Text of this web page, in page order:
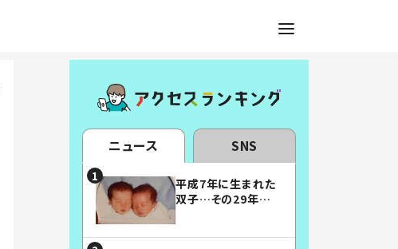
ニュース SNS
平成7年に生まれた
双子…その29年後